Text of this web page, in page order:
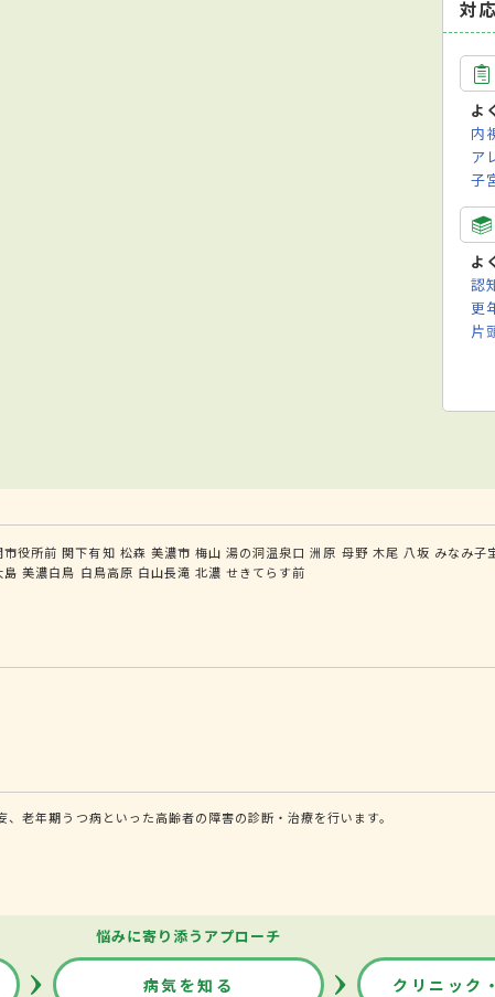
対
よ
内
ア
子
よ
認
更
片
市役所前 関下有知 松森 美濃市 梅山 湯の洞温泉口 洲原 母野 木尾 八坂 みなみ子
島 美濃白鳥 白鳥高原 白山長滝 北濃 せきてらす前
老年期うつ病といった高齢者の障害の診断・治療を行います。
悩みに寄り添うアプローチ
病気を知る クリニック